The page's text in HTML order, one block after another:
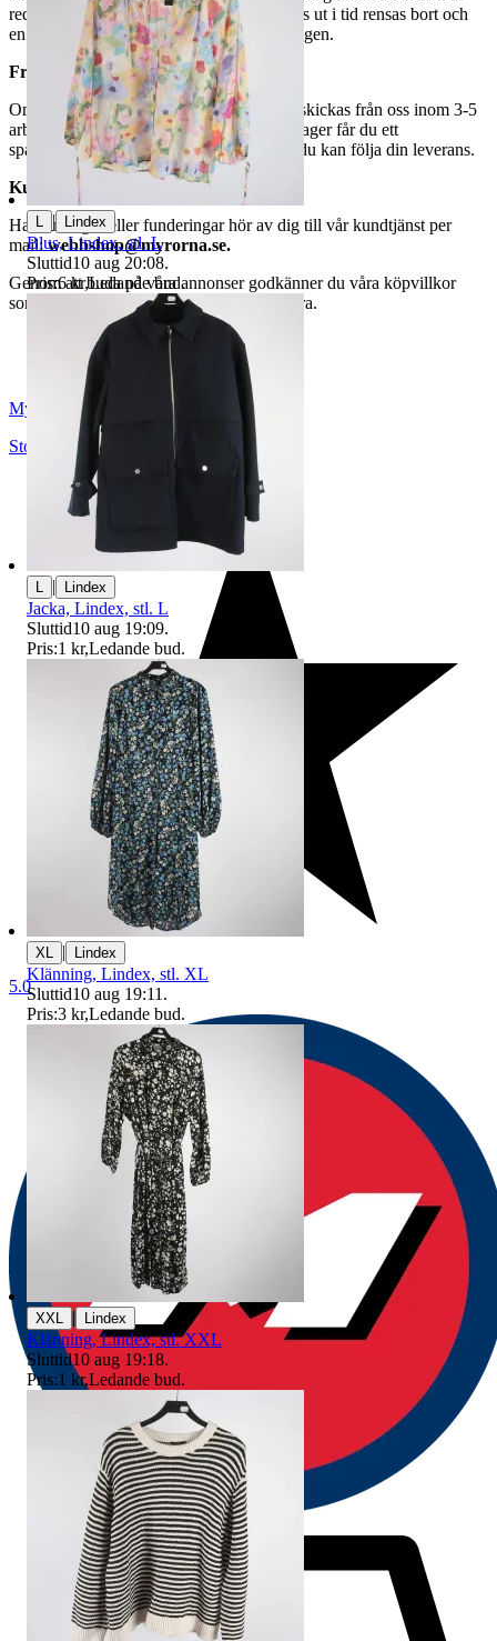
redo för avhämtning. Ordrar som ej hämtas ut i tid rensas bort och
en avgift på 84 kr dras av från återbetalningen.
Frakt
Om du har valt frakt kommer din vara att skickas från oss inom 3-5
arbetsdagar. När din vara har lämnat vårt lager får du ett
spårningsnummer av DSV inom kort där du kan följa din leverans.
Kundservice
Har du frågor eller funderingar hör av dig till vår kundtjänst per
mail:webbshop@myrorna.se.
Genom att buda på våra annonser godkänner du våra köpvillkor
som du hittar på vår infosida här på Tradera.
Myrorna
Stockholm
Sverige
5.0
L | Lindex
Blus, Lindex, stl. L
Sluttid10 aug 20:08.
Pris:6 kr,Ledande bud.
L | Lindex
Jacka, Lindex, stl. L
Sluttid10 aug 19:09.
Pris:1 kr,Ledande bud.
XL | Lindex
Klänning, Lindex, stl. XL
Sluttid10 aug 19:11 .
Pris:3 kr,Ledande bud.
XXL | Lindex
Klänning, Lindex, stl. XXL
Sluttid10 aug 19:18.
Pris:1 kr,Ledande bud.